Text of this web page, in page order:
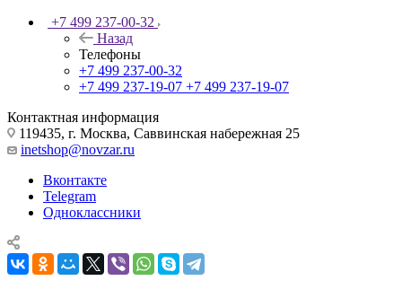
+7 499 237-00-32
Назад
Телефоны
+7 499 237-00-32
+7 499 237-19-07 +7 499 237-19-07
Контактная информация
119435, г. Москва, Саввинская набережная 25
inetshop@novzar.ru
Вконтакте
Telegram
Одноклассники